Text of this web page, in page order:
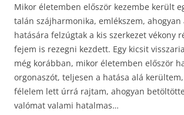
Mikor életemben először kezembe került
talán szájharmonika, emlékszem,
hatására felzúgtak a kis szerkezet vékony
fejem is rezegni kezdett. Egy kicsit
még korábban, mikor életemben először
orgonaszót, teljesen a hatása alá
félelem lett úrrá rajtam, ahogyan
valómat valami hatalmas…